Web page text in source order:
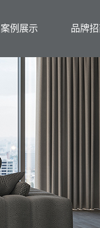
案例展示 品牌